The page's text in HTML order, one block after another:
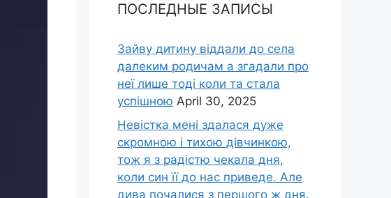
ПОСЛЕДНЫЕ ЗАПИСЫ
Зайву дитину віддали до села
далеким родичам а згадали про
неї лише тоді коли та стала
успішною April 30, 2025
Невістка мені здалася дуже
скромною і тихою дівчинкою,
тож я з радістю чекала дня,
коли син її до нас приведе. Але
дива почалися з першого ж дня.